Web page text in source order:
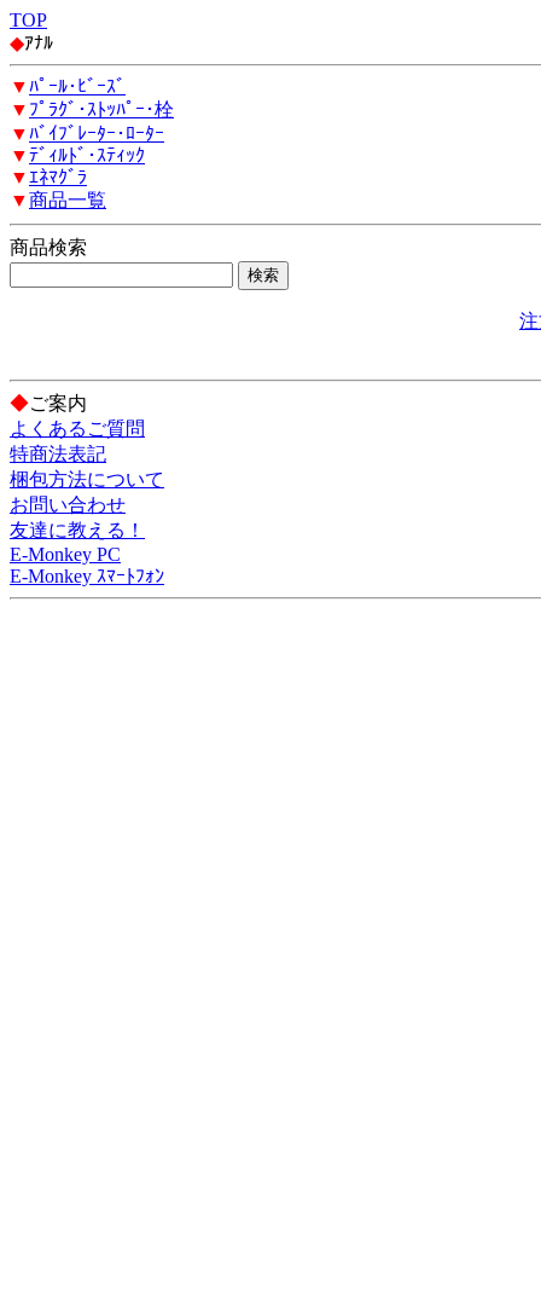
TOP
◆ｱﾅﾙ
▼ﾊﾟｰﾙ･ﾋﾞｰｽﾞ
▼ ﾌﾟﾗｸﾞ･ｽﾄｯﾊﾟｰ･栓
▼ﾊﾞｲﾌﾞﾚｰﾀｰ･ﾛｰﾀｰ
▼ﾃﾞｨﾙﾄﾞ･ｽﾃｨｯｸ
▼ｴﾈﾏｸﾞﾗ
▼商品一覧
商品検索
◆ご案内
よくあるご質問
特商法表記
梱包方法について
お問い合わせ
友達に教える！
E-Monkey PC
E-Monkey ｽﾏｰﾄﾌｫﾝ